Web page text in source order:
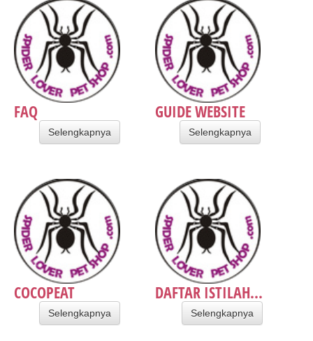
FAQ
Selengkapnya
GUIDE WEBSITE
Selengkapnya
COCOPEAT
Selengkapnya
DAFTAR ISTILAH...
Selengkapnya